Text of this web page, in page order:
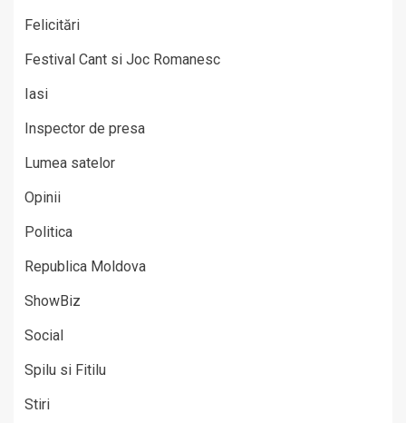
Felicitări
Festival Cant si Joc Romanesc
Iasi
Inspector de presa
Lumea satelor
Opinii
Politica
Republica Moldova
ShowBiz
Social
Spilu si Fitilu
Stiri